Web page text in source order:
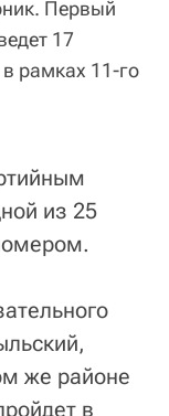
Первый
17
рамках 11-го
из 25
же районе
в